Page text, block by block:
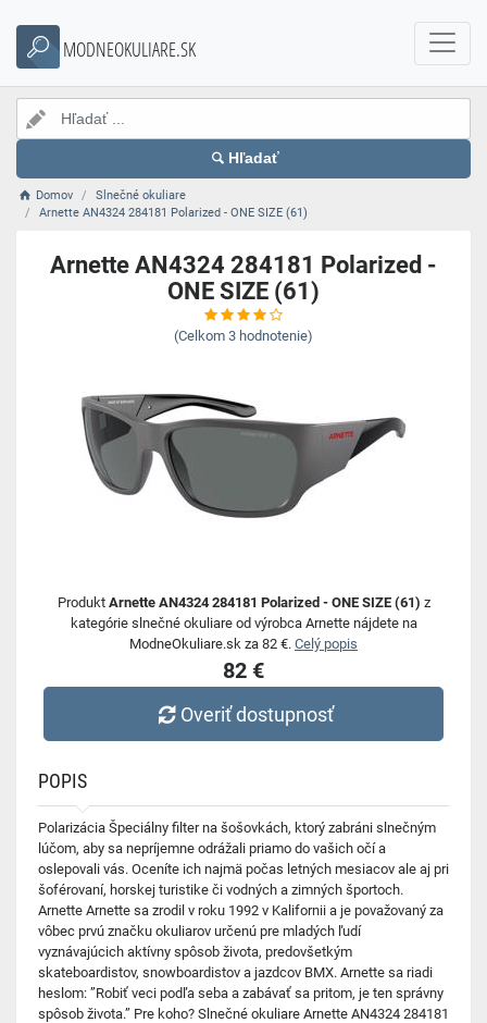
MODNEOKULIARE.SK
Hľadať
Domov
Slnečné okuliare
Arnette AN4324 284181 Polarized - ONE SIZE (61)
Arnette AN4324 284181 Polarized -
ONE SIZE (61)
(Celkom 3 hodnotenie)
Produkt Arnette AN4324 284181 Polarized - ONE SIZE (61) z
kategórie slnečné okuliare od výrobca Arnette nájdete na
ModneOkuliare.sk za 82 €. Celý popis
82 €
Overiť dostupnosť
POPIS
Polarizácia Špeciálny filter na šošovkách, ktorý zabráni slnečným
lúčom, aby sa nepríjemne odrážali priamo do vašich očí a
oslepovali vás. Oceníte ich najmä počas letných mesiacov ale aj pri
šoférovaní, horskej turistike či vodných a zimných športoch.
Arnette Arnette sa zrodil v roku 1992 v Kalifornii a je považovaný za
vôbec prvú značku okuliarov určenú pre mladých ľudí
vyznávajúcich aktívny spôsob života, predovšetkým
skateboardistov, snowboardistov a jazdcov BMX. Arnette sa riadi
heslom: ”Robiť veci podľa seba a zabávať sa pritom, je ten správny
spôsob života.” Pre koho? Slnečné okuliare Arnette AN4324 284181